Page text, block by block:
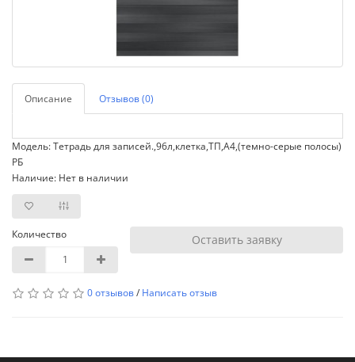
Описание Отзывов (0)
Модель: Тетрадь для записей.,96л,клетка,ТП,А4,(темно-серые полосы)
РБ
Наличие: Нет в наличии
Количество Оставить заявку
0 отзывов/ Написать отзыв